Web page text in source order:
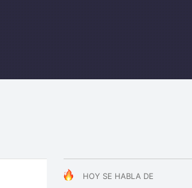
HOY SE HABLA DE